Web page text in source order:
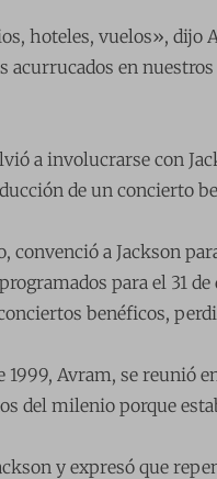
hoteles, vuelos», dijo
en
a involucrarse con
de un concierto
convenció a Jackson
para el 31
benéficos,
Avram, se reunió
del milenio porque
y expresó que